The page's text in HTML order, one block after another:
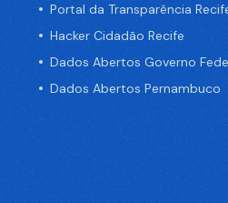
Portal da Transparência
Hacker Cidadão Recife
Dados Abertos Governo
Dados Abertos Pernambuco